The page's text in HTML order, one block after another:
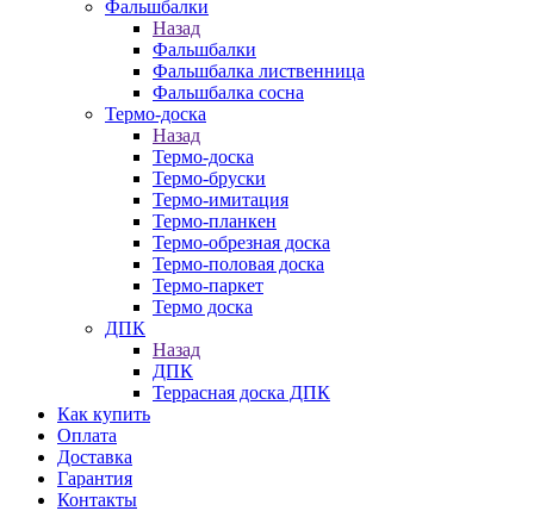
Фальшбалки
Назад
Фальшбалки
Фальшбалка лиственница
Фальшбалка сосна
Термо-доска
Назад
Термо-доска
Термо-бруски
Термо-имитация
Термо-планкен
Термо-обрезная доска
Термо-половая доска
Термо-паркет
Термо доска
ДПК
Назад
ДПК
Террасная доска ДПК
Как купить
Оплата
Доставка
Гарантия
Контакты